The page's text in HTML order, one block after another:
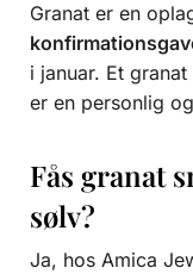
Granat er en
i januar. Et
er en personlig
Fås granat
sølv?
Ja, hos Amica